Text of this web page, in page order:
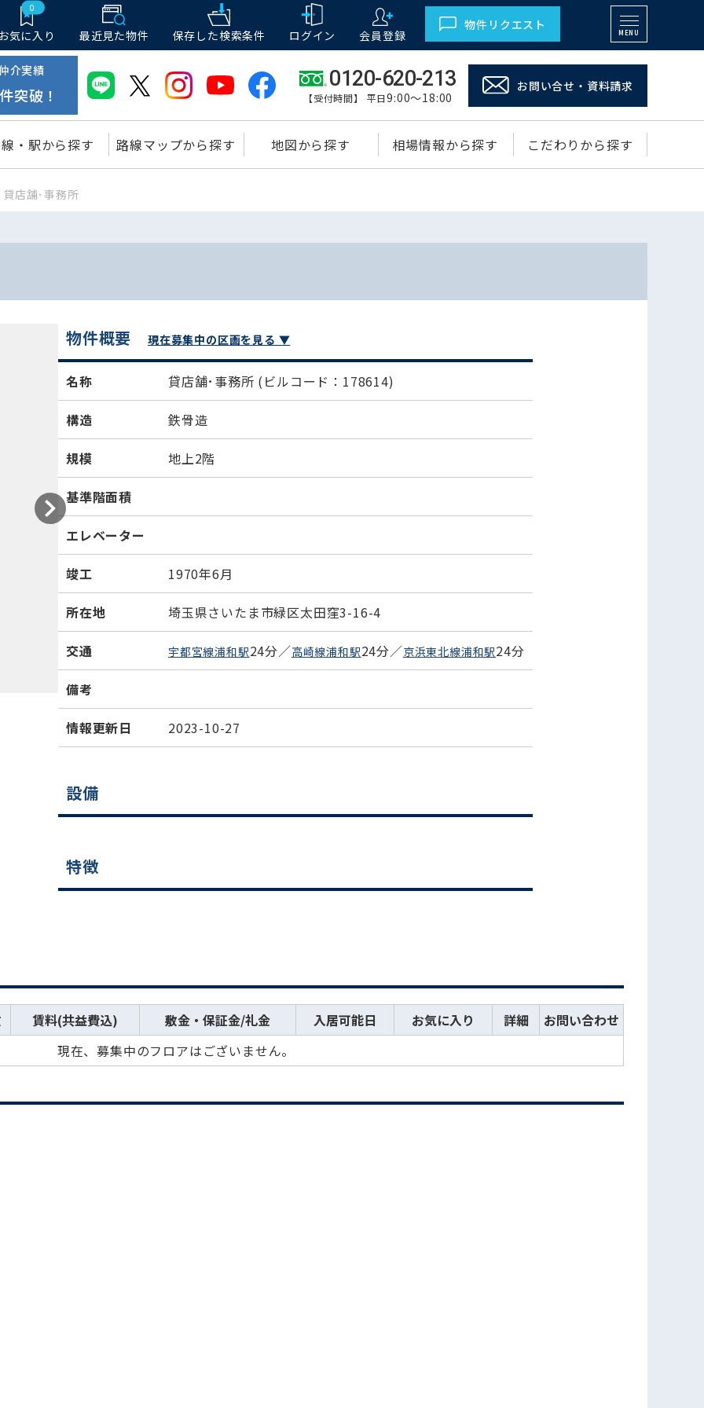
0
気に入り 最近見た物件 保存した検索条件 ログイン 会員登録
物件リクエスト
MENU
介実績
件突破！
0120-620-213
【受付時間】 平日9:00～18:00
お問い合せ・資料請求
・駅から探す 路線マップから探す 地図から探す 相場情報から探す こだわりから探す
貸店舗･事務所
物件概要 現在募集中の区画を見る ▼
名称 貸店舗･事務所 (ビルコード：178614)
構造 鉄骨造
規模 地上2階
基準階面積
エレベーター
竣工 1970年6月
所在地 埼玉県さいたま市緑区太田窪3-16-4
交通 宇都宮線浦和駅24分／高崎線浦和駅24分／京浜東北線浦和駅24分
備考
情報更新日 2023-10-27
設備
特徴
賃料(共益費込) 敷金・保証金/礼金 入居可能日 お気に入り 詳細
お問い合わせ
現在、募集中のフロアはございません。